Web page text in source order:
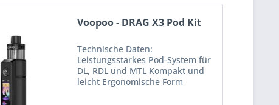
Voopoo - DRAG X3 Pod Kit
Technische Daten:
Leistungsstarkes Pod-System für
DL, RDL und MTL Kompakt und
leicht Ergonomische Form